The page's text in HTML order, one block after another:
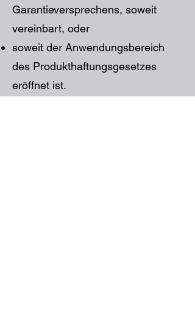
Garantieversprechens, soweit
vereinbart, oder
soweit der Anwendungsbereich
des Produkthaftungsgesetzes
eröffnet ist.